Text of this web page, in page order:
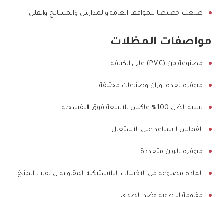
صنعت خصيصا للمواقف العامة والمدارس والمسابح والفلل.
مواصفات المظلات
مصنوعة من (P.V.C) عالي الكثافة
متوفرة بعدة اوزان وصناعات مختلفة
نسبة الظل 100% عاكس للاشعة فوق البفسجية
القماش لايساعد على الاشتعال
متوفرة بالوان متعددة
الماده مصنوعه من الاخشاب البلاستيكيه المقاومه ل تقلب المناخ..